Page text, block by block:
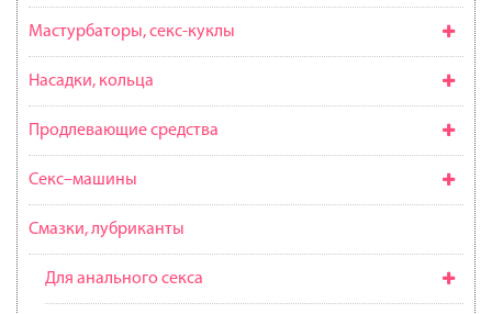
Мастурбаторы, секс-куклы
Насадки, кольца
Продлевающие средства
Секс–машины
Смазки, лубриканты
Для анального секса